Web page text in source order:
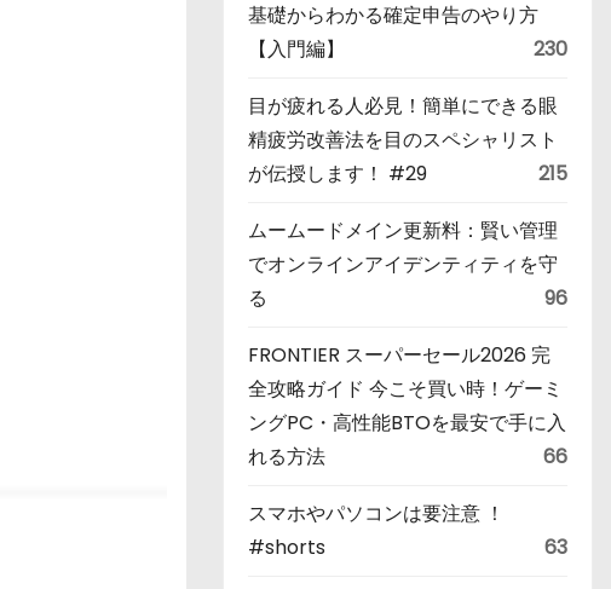
基礎からわかる確定申告のやり方
【入門編】
230
目が疲れる人必見！簡単にできる眼
精疲労改善法を目のスペシャリスト
が伝授します！ #29
215
ムームードメイン更新料：賢い管理
でオンラインアイデンティティを守
る
96
FRONTIER スーパーセール2026 完
全攻略ガイド 今こそ買い時！ゲーミ
ングPC・高性能BTOを最安で手に入
れる方法
66
スマホやパソコンは要注意 ！
#shorts
63